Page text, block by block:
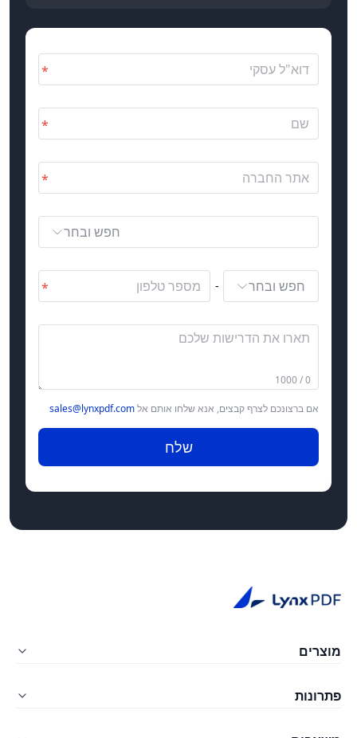
חפש ובחר
חפש ובחר -
0 / 1000
אם ברצונכם לצרף קבצים, אנא שלחו אותם אלsales@lynxpdf.com
שלח
מוצרים
פתרונות